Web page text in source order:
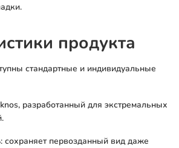
продукта
стандартные и индивидуальные
разработанный для экстремальных
: сохраняет первозданный вид даже